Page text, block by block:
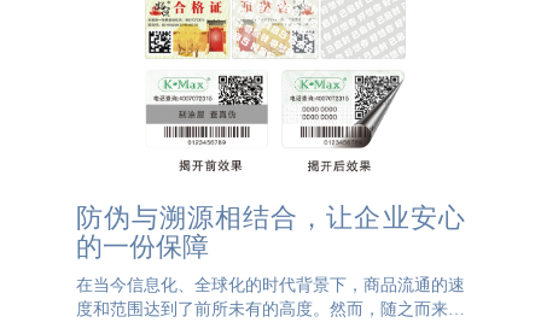
防伪与溯源相结合，让企业安心
的一份保障
在当今信息化、全球化的时代背景下，商品流通的速
度和范围达到了前所未有的高度。然而，随之而来的